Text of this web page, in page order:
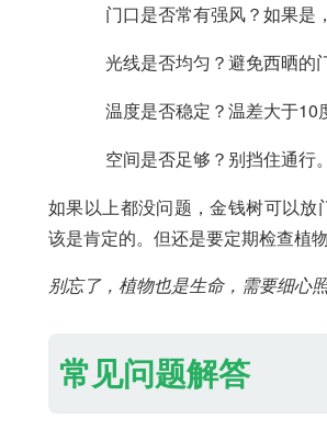
门口是否常有强风？如果是
光线是否均匀？避免西晒的门
温度是否稳定？温差大于10
空间是否足够？别挡住通行。
如果以上都没问题，金钱树可以放
该是肯定的。但还是要定期检查植物
别忘了，植物也是生命，需要细心照
常见问题解答